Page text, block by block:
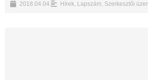
2018.04.04. Hírek, Lapszám, Szerkesztői